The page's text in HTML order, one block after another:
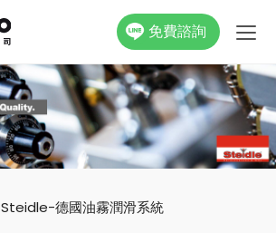
免費諮詢
Steidle-德國油霧潤滑系統